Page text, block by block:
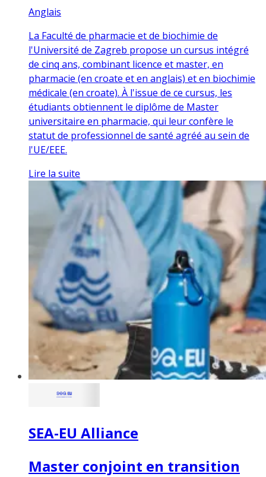
Anglais
La Faculté de pharmacie et de biochimie de
l'Université de Zagreb propose un cursus intégré
de cinq ans, combinant licence et master, en
pharmacie (en croate et en anglais) et en biochimie
médicale (en croate). À l'issue de ce cursus, les
étudiants obtiennent le diplôme de Master
universitaire en pharmacie, qui leur confère le
statut de professionnel de santé agréé au sein de
l'UE/EEE.
Lire la suite
SEA-EU Alliance
Master conjoint en transition